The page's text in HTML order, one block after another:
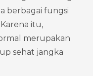
berbagai fungsi
itu,
merupakan
sehat jangka